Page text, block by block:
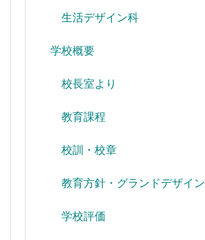
生活デザイン科
学校概要
校長室より
教育課程
校訓・校章
教育方針・グランドデザイン
学校評価